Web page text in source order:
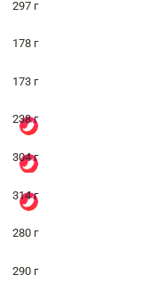
297 г
178 г
173 г
238 г
304 г
314 г
280 г
290 г